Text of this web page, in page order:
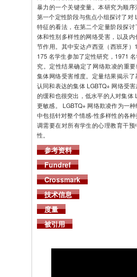
暴力的一个关键变量。本研究为顺
第一个定性阶段与焦点小组探讨了对
特征的看法，在第二个定量阶段探
体和性别多样性的网络受害，以及内
节作用。其中安达卢西亚（西班牙）
175 名学生参加了定性研究，1971
究。定性结果确定了网络欺凌的重
集体网络受害维度。定量结果揭示
认同和表达的集体 LGBTQ+ 网络受
的缓和也很突出，低水平的人对集体
更敏感。 LGBTQ+ 网络欺凌作为一
中包括针对整个情感-性多样性的各
调需要在对所有学生的心理教育干预
性。
参考资料
Fundref
Crossmark
技术信息
度量
被引用